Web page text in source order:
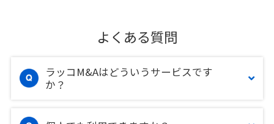
よくある質問
ラッコM&Aはどういうサービスです
か？